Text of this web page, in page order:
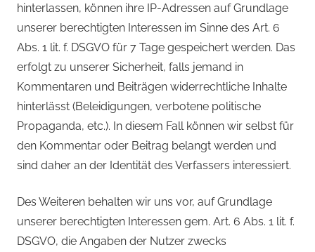
hinterlassen, können ihre IP-Adressen auf Grundlage
unserer berechtigten Interessen im Sinne des Art. 6
Abs. 1 lit. f. DSGVO für 7 Tage gespeichert werden. Das
erfolgt zu unserer Sicherheit, falls jemand in
Kommentaren und Beiträgen widerrechtliche Inhalte
hinterlässt (Beleidigungen, verbotene politische
Propaganda, etc.). In diesem Fall können wir selbst für
den Kommentar oder Beitrag belangt werden und
sind daher an der Identität des Verfassers interessiert.
Des Weiteren behalten wir uns vor, auf Grundlage
unserer berechtigten Interessen gem. Art. 6 Abs. 1 lit. f.
DSGVO, die Angaben der Nutzer zwecks